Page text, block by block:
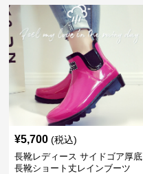
¥5,700 (税込)
長靴レディース サイドゴア厚底
長靴ショート丈レインブーツ